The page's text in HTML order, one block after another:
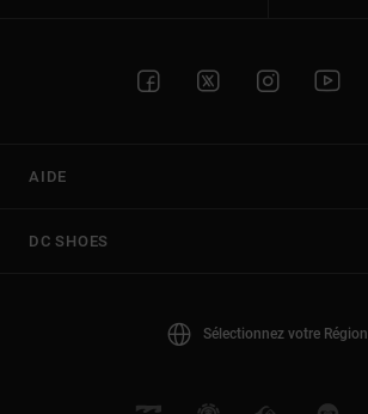
AIDE
DC SHOES
Sélectionnez votre Région